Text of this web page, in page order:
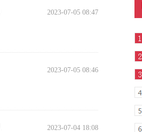
2023-07-05 08:47
2023-07-05 08:46
2023-07-04 18:08